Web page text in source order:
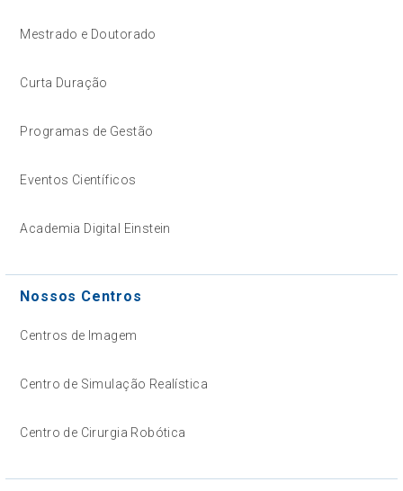
Mestrado e Doutorado
Curta Duração
Programas de Gestão
Eventos Científicos
Academia Digital Einstein
Nossos Centros
Centros de Imagem
Centro de Simulação Realística
Centro de Cirurgia Robótica